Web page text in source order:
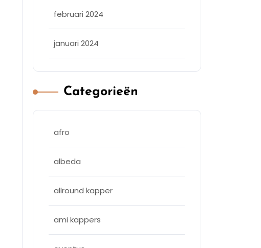
februari 2024
januari 2024
Categorieën
afro
albeda
allround kapper
ami kappers